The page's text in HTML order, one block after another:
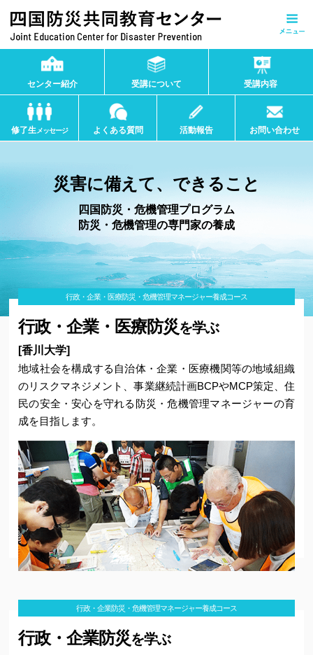
センター紹介 受講について 受講内容
修了生メッセージ よくある質問 活動報告 お問い合わせ
ホーム
お知らせ
センター長挨拶
受講について
受講内容
リスクコミュニケーション
危機管理学
災害と健康管理・メンタルヘルスケア
防災・危機管理実習
行政・企業のリスクマネジメント
教育継続計画（ECP）の策定と実践
教育機関のリスクマネジメント
行政・企業防災・危機管理実務演習
学校防災・危機管理実務演習
修了生メッセージ
災害に備えて、できること
四国防災・危機管理プログラム
防災・危機管理の専門家の養成
行政・企業・医療防災・危機管理マネージャー養成コース
行政・企業・医療防災を学ぶ
[香川大学]
地域社会を構成する自治体・企業・医療機関等の地域組織
のリスクマネジメント、事業継続計画BCPやMCP策定、住
民の安全・安心を守れる防災・危機管理マネージャーの育
成を目指します。
行政・企業防災・危機管理マネージャー養成コース
行政・企業防災を学ぶ